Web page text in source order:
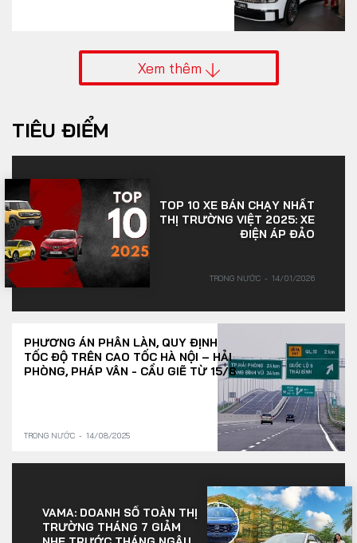
Xem thêm
TIÊU ĐIỂM
TOP 10 XE BÁN CHẠY NHẤT
THỊ TRƯỜNG VIỆT 2025: XE
ĐIỆN ÁP ĐẢO
TRONG NƯỚC 14/01/2026
PHƯƠNG ÁN PHÂN LÀN, QUY ĐỊNH
TỐC ĐỘ TRÊN CAO TỐC HÀ NỘI – HẢI
PHÒNG, PHÁP VÂN - CẦU GIẼ TỪ 15/8
TRONG NƯỚC 14/08/2025
VAMA: DOANH SỐ TOÀN THỊ
TRƯỜNG THÁNG 7 GIẢM